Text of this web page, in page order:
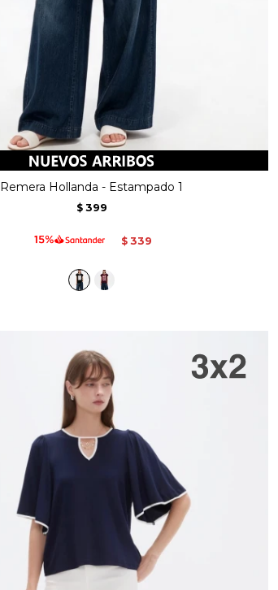
Remera Hollanda - Estampado 1
$ 399
$ 339